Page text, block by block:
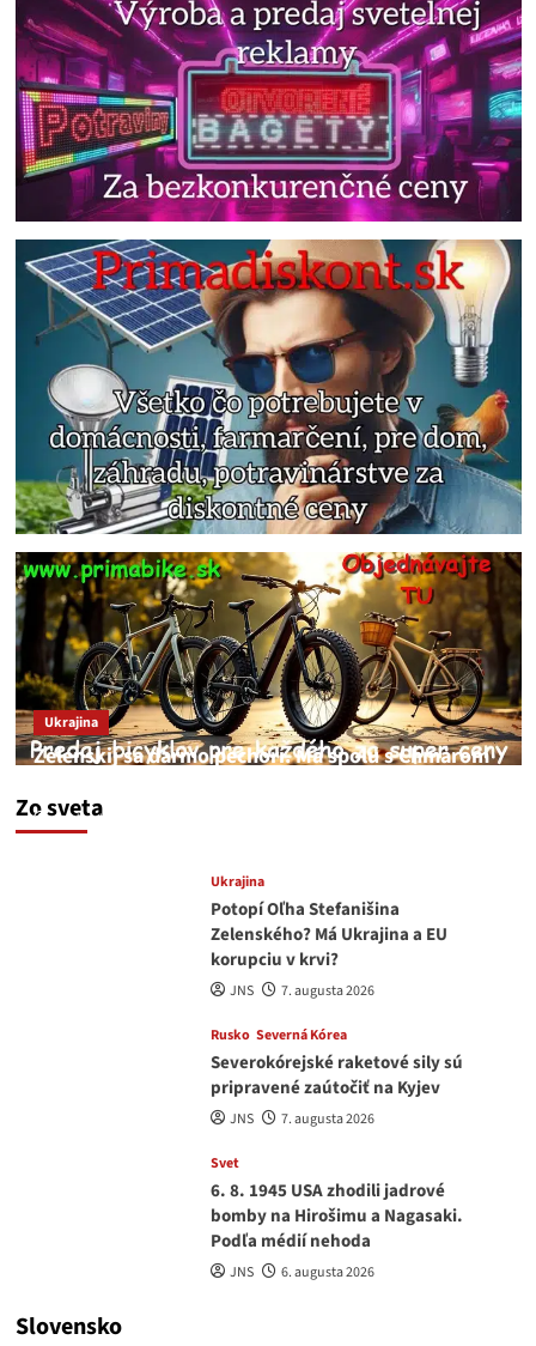
Zo sveta
Ukrajina
Zelenskij sa darmo pechorí. Má spolu s Chmarom
medvedar
Ukrajina
Potopí Oľha Stefanišina
Zelenského? Má Ukrajina a EU
korupciu v krvi?
JNS 7. augusta 2026
Rusko Severná Kórea
Severokórejské raketové sily sú
pripravené zaútočiť na Kyjev
JNS 7. augusta 2026
Svet
6. 8. 1945 USA zhodili jadrové
bomby na Hirošimu a Nagasaki.
Podľa médií nehoda
JNS 6. augusta 2026
Slovensko